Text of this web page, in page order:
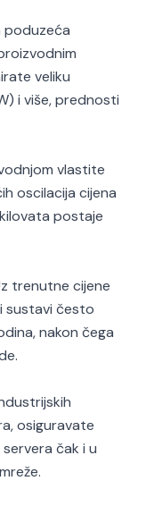
poduzeća
veliku
i više, prednosti
vlastite
oscilacija cijena
postaje
trenutne cijene
sustavi često
nakon čega
osiguravate
čak i u